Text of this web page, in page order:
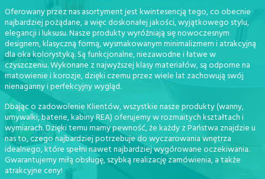
Oferowany przez nas asortyment jest kwintesencją tego, co obecnie
najbardziej pożądane, a więc doskonałej jakości, wyjątkowego stylu,
elegancji i luksusu. Nasze produkty wyróżniają się nowoczesnym
designem, klasyczną formą, wysmakowanym minimalizmem i atrakcyjną
dla oka kolorystyką. Są funkcjonalne, niezawodne i łatwe w
czyszczeniu. Wykonane z najwyższej klasy materiałów, są odporne na
matowienie i korozje, dzięki czemu przez wiele lat zachowują swój
nienaganny i perfekcyjny wygląd.
Dbając o zadowolenie Klientów, wszystkie nasze produkty (wanny,
umywalki, baterie, kabiny REA) oferujemy w rozmaitych kształtach i
wymiarach. Dzięki temu mamy pewność, że każdy z Państwa znajdzie u
nas to, czego najbardziej potrzebuje do wyczarowania wnętrza
idealnego, które spełni nawet najbardziej wygórowane oczekiwania.
Gwarantujemy miłą obsługę, szybką realizację zamówienia, a także
atrakcyjne ceny!